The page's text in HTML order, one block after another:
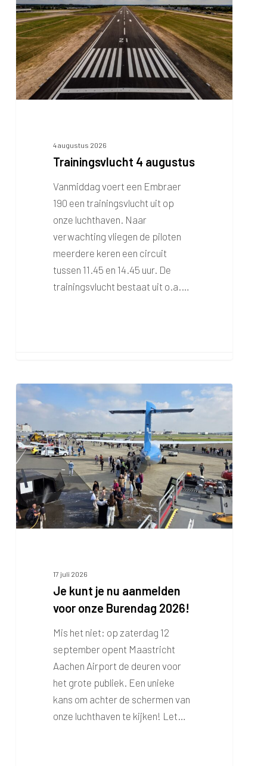
4 augustus 2026
Trainingsvlucht 4 augustus
Vanmiddag voert een Embraer
190 een trainingsvlucht uit op
onze luchthaven. Naar
verwachting vliegen de piloten
meerdere keren een circuit
tussen 11.45 en 14.45 uur. De
trainingsvlucht bestaat uit o.a.…
Je
kunt
je
nu
aanmelden
voor
onze
Burendag
2026!
17 juli 2026
Je kunt je nu aanmelden
voor onze Burendag 2026!
Mis het niet: op zaterdag 12
september opent Maastricht
Aachen Airport de deuren voor
het grote publiek. Een unieke
kans om achter de schermen van
onze luchthaven te kijken! Let…